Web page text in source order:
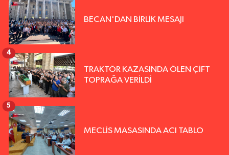
BECAN'DAN BİRLİK MESAJI
TRAKTÖR KAZASINDA ÖLEN ÇİFT
TOPRAĞA VERİLDİ
4
MECLİS MASASINDA ACI TABLO
5